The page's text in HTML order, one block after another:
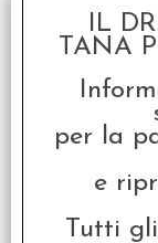
IL
TANA
per la
e
Tutti